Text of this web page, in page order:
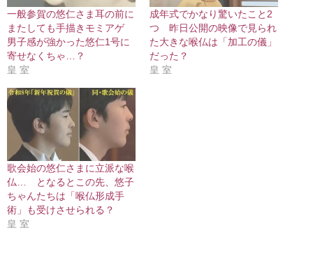
一般参賀の悠仁さま耳の前に
またしても手描きモミアゲ
男子感が強かった悠仁1号に
寄せなくちゃ…？
皇 室
成年式でかなり驚いたこと2
つ 昨日公開の映像で見られ
た大きな喉仏は「加工の儀」
だった？
皇 室
歌会始の悠仁さまに立派な喉
仏… となるとこの先、悠子
ちゃんたちは「喉仏形成手
術」も受けさせられる？
皇 室